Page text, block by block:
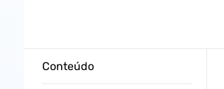
Conteúdo